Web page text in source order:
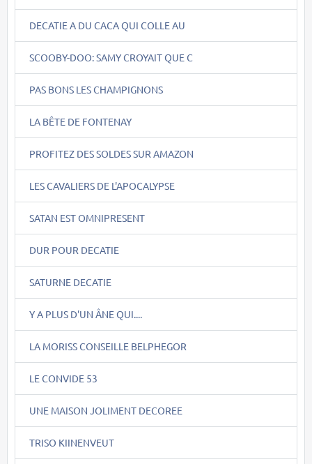
DECATIE A DU CACA QUI COLLE AU
SCOOBY-DOO: SAMY CROYAIT QUE C
PAS BONS LES CHAMPIGNONS
LA BÊTE DE FONTENAY
PROFITEZ DES SOLDES SUR AMAZON
LES CAVALIERS DE L'APOCALYPSE
SATAN EST OMNIPRESENT
DUR POUR DECATIE
SATURNE DECATIE
Y A PLUS D'UN ÂNE QUI....
LA MORISS CONSEILLE BELPHEGOR
LE CONVIDE 53
UNE MAISON JOLIMENT DECOREE
TRISO KIINENVEUT